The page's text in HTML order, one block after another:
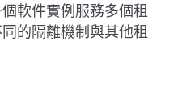
軟件實例服務多個租
的隔離機制與其他租